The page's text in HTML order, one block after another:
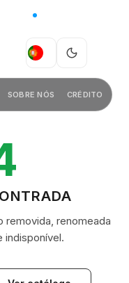
PT
SOBRE NÓS CRÉDITO
removida, renomeada
indisponível.